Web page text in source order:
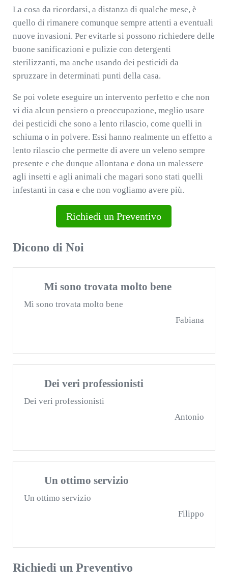
La cosa da ricordarsi, a distanza di qualche mese, è
quello di rimanere comunque sempre attenti a eventuali
nuove invasioni. Per evitarle si possono richiedere delle
buone sanificazioni e pulizie con detergenti
sterilizzanti, ma anche usando dei pesticidi da
spruzzare in determinati punti della casa.
Se poi volete eseguire un intervento perfetto e che non
vi dia alcun pensiero o preoccupazione, meglio usare
dei pesticidi che sono a lento rilascio, come quelli in
schiuma o in polvere. Essi hanno realmente un effetto a
lento rilascio che permette di avere un veleno sempre
presente e che dunque allontana e dona un malessere
agli insetti e agli animali che magari sono stati quelli
infestanti in casa e che non vogliamo avere più.
Richiedi un Preventivo
Dicono di Noi
Mi sono trovata molto bene
Mi sono trovata molto bene
Fabiana
Dei veri professionisti
Dei veri professionisti
Antonio
Un ottimo servizio
Un ottimo servizio
Filippo
Richiedi un Preventivo